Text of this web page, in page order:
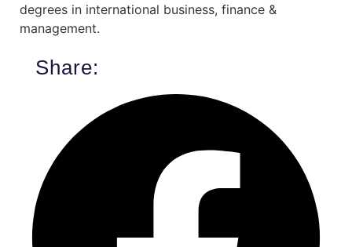
degrees in international business, finance &
management.
Share: